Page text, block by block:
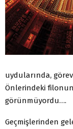
uydularında,
Önlerindeki filonun
görünmüyordu….
Geçmişlerinden